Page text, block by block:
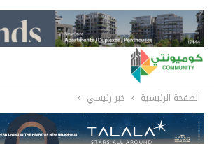
الصفحة الرئيسية خبر رئيسي